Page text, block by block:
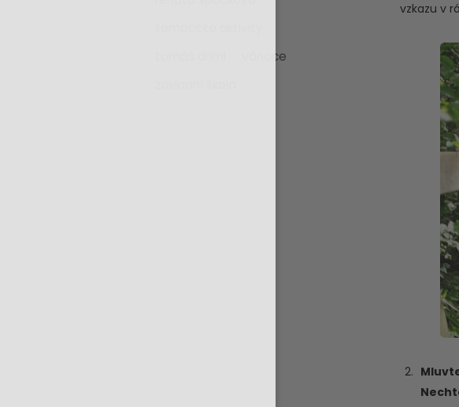
vánoce
vzkazu v